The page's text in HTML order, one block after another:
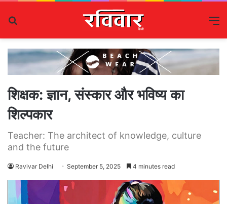
शिक्षक: ज्ञान, संस्कार और भविष्य का
शिल्पकार
Teacher: The architect of knowledge, culture
and the future
Ravivar Delhi September 5, 2025 4 minutes read